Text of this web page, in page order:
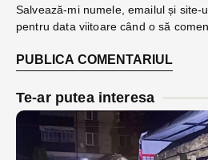
Salvează-mi numele, emailul și site-
pentru data viitoare când o să
Te-ar putea interesa